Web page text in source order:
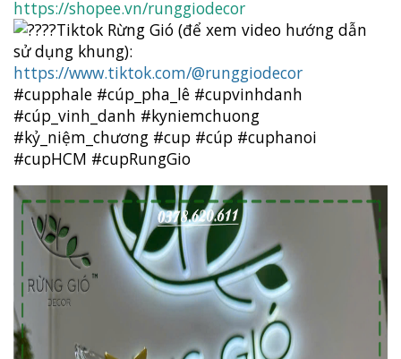
https://shopee.vn/runggiodecor
Tiktok Rừng Gió (để xem video hướng dẫn
sử dụng khung):
https://www.tiktok.com/@runggiodecor
#cupphale #cúp_pha_lê #cupvinhdanh
#cúp_vinh_danh #kyniemchuong
#kỷ_niệm_chương #cup #cúp #cuphanoi
#cupHCM #cupRungGio